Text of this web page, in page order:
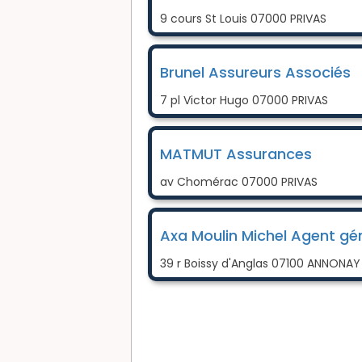
9 cours St Louis 07000 PRIVAS
Brunel Assureurs Associés
7 pl Victor Hugo 07000 PRIVAS
MATMUT Assurances
av Chomérac 07000 PRIVAS
Axa Moulin Michel Agent
39 r Boissy d'Anglas 07100 ANNONAY